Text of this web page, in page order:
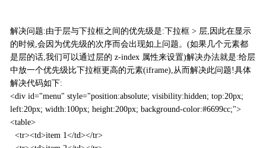
解决问题:由于层与下拉框之间的优先级是:下拉框 > 层,因此在显示
的时候,会因为优先级的次序而会出现如上问题。(如果几个元素都
是层的话,我们可以通过层的 z-index 属性来设置)解决办法就是:给层
中放一个优先级比下拉框更高的元素(iframe),从而解决此问题!具体
解决代码如下:
<div id="menu" style="position:absolute; visibility:hidden; top:20px;
left:20px; width:100px; height:200px; background-color:#6699cc;">
<table>
<tr><td>item 1</td></tr>